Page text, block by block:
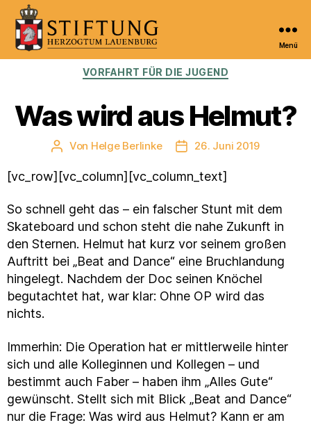
Kulturportal
Herzogtum
Lauenburg
Menü
Kategorien
VORFAHRT FÜR DIE JUGEND
Was wird aus Helmut?
Beitragsautor
Von Helge Berlinke Veröffentlichungsdatum
26. Juni 2019
[vc_row][vc_column][vc_column_text]
So schnell geht das – ein falscher Stunt mit dem
Skateboard und schon steht die nahe Zukunft in
den Sternen. Helmut hat kurz vor seinem großen
Auftritt bei „Beat and Dance“ eine Bruchlandung
hingelegt. Nachdem der Doc seinen Knöchel
begutachtet hat, war klar: Ohne OP wird das
nichts.
Immerhin: Die Operation hat er mittlerweile hinter
sich und alle Kolleginnen und Kollegen – und
bestimmt auch Faber – haben ihm „Alles Gute“
gewünscht. Stellt sich mit Blick „Beat and Dance“
nur die Frage: Was wird aus Helmut? Kann er am